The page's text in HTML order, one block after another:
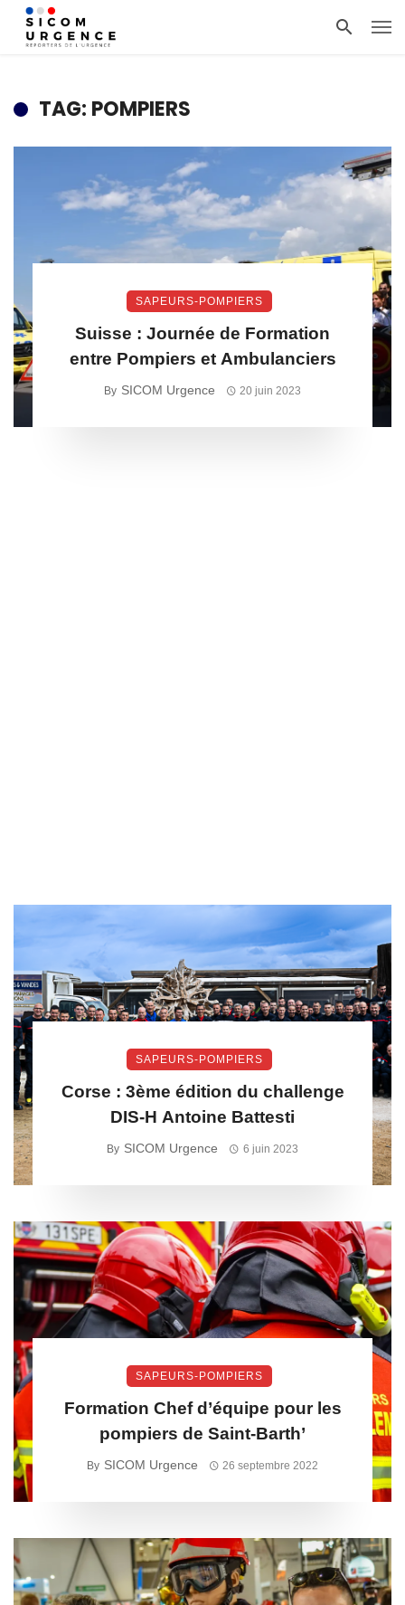
TAG: POMPIERS
SAPEURS-POMPIERS
Suisse : Journée de Formation
entre Pompiers et Ambulanciers
By SICOM Urgence 20 juin 2023
SAPEURS-POMPIERS
Corse : 3ème édition du challenge
DIS-H Antoine Battesti
By SICOM Urgence 6 juin 2023
SAPEURS-POMPIERS
Formation Chef d’équipe pour les
pompiers de Saint-Barth’
By SICOM Urgence 26 septembre 2022